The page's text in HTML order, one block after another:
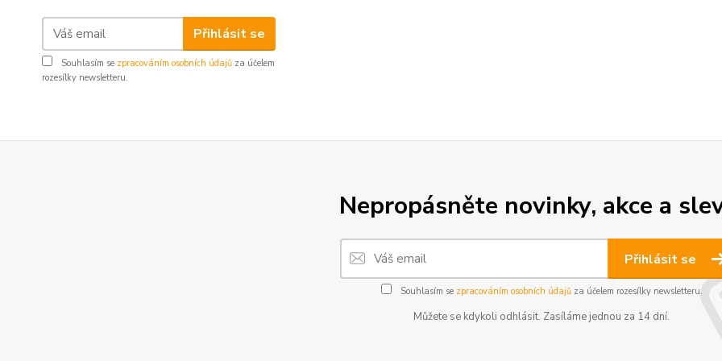
Přihlásit se
Souhlasím se zpracováním osobních údajů za účelem
rozesílky newsletteru.
Nepropásněte novinky, akce a
Přihlásit se
Souhlasím se zpracováním osobních údajůza účelem rozesílky newsletteru.
Můžete se kdykoli odhlásit. Zasíláme jednou za 14 dní.